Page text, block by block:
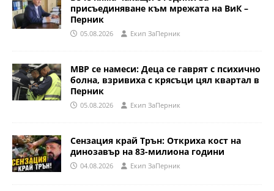
присъединяване към мрежата на ВиК –
Перник
05.08.2026 Eкип ЗаПерник
МВР се намеси: Деца се гаврят с психично
болна, взривиха с крясъци цял квартал в
Перник
05.08.2026 Eкип ЗаПерник
Сензация край Трън: Откриха кост на
динозавър на 83-милиона години
04.08.2026 Eкип ЗаПерник